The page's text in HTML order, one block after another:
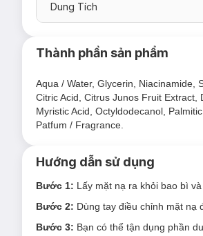
Dung Tích
Thành phần sản phẩm
Aqua / Water, Glycerin, Niacinamide,
Citric Acid, Citrus Junos Fruit
Myristic Acid, Octyldodecanol,
Patfum / Fragrance.
Hướng dẫn sử dụng
Bước 1: Lấy mặt nạ ra khỏi bao bì
Bước 2: Dùng tay điều chỉnh mặt nạ
Bước 3: Bạn có thể tận dụng phần